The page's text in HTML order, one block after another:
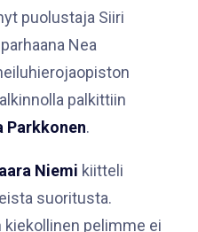
puolustaja Siiri
Nea
palkittiin
Parkkonen.
Niemi kiitteli
suoritusta.
pelimme ei